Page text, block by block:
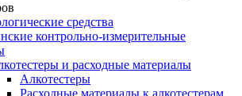
средства
контрольно-измерительные
и расходные материалы
Алкотестеры